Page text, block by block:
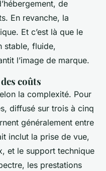
de
En revanche, la
Et c’est là que le
stable, fluide,
l’image de marque.
coûts
la complexité. Pour
diffusé sur trois à cinq
généralement entre
inclut la prise de vue,
et le support technique
les prestations